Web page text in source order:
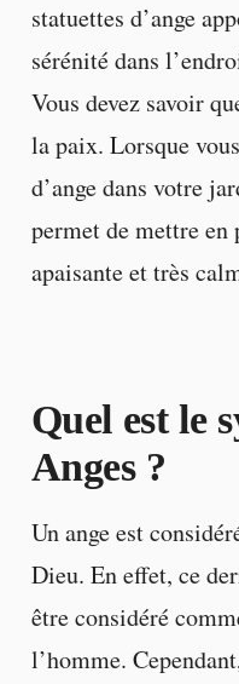
statuettes d’ange
sérénité dans
Vous devez savoir
la paix. Lorsque
d’ange dans votre
permet de mettre en
apaisante et très
Quel est le
Anges ?
Un ange est
Dieu. En effet, ce
être considéré
l’homme.